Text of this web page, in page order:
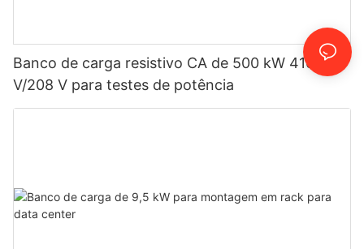
Banco de carga resistivo CA de 500 kW 416
V/208 V para testes de potência